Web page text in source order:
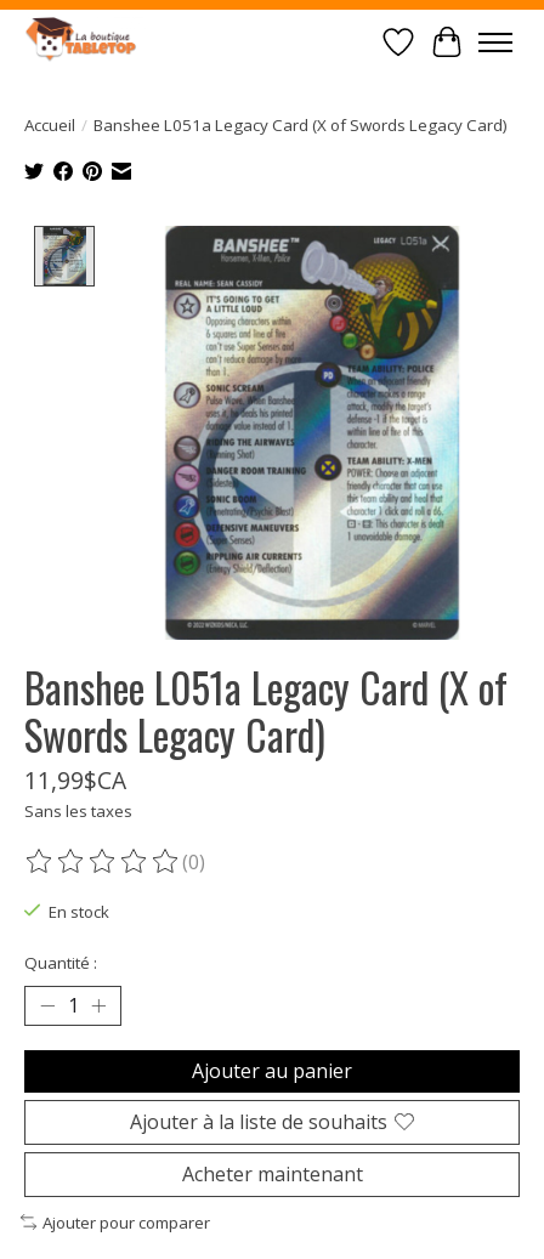
Liste dePanier
Accueil / Banshee L051a Legacy Card (X of Swords Legacy Card)
Product image slideshow Items
Banshee L051a Legacy Card (X of
Swords Legacy Card)
11,99$CA
Sans les taxes
Ce produit est évalué à
(0)
En stock
Quantité :
Ajouter au panier
Ajouter à la liste de souhaits
Acheter maintenant
Ajouter pour comparer